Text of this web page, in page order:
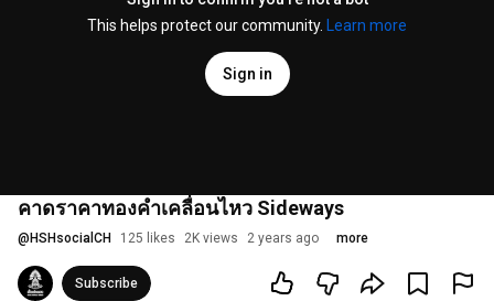
This helps protect our community.
Learn more
Sign in
คาดราคาทองคำเคลื่อนไหว Sideways
@ HSHsocialCH 125 likes 2K views 2 years ago more
Subscribe